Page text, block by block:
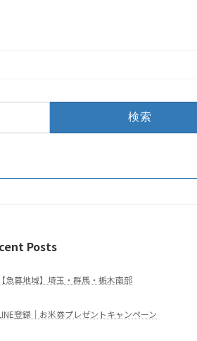
Posts
【急募地域】埼玉・群馬・栃木南部
登録｜お米券プレゼントキャンペーン